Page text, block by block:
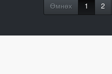
Өмнөх 1 2